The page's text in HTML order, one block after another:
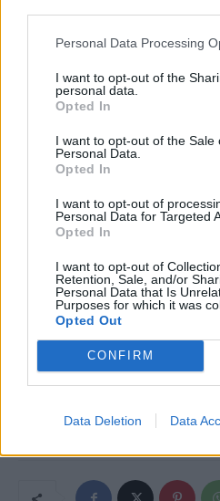
Personal Data Processing
I want to opt-out of the
personal data.
Opted In
I want to opt-out of the Sale
Personal Data.
Opted In
I want to opt-out of
Personal Data for Targeted
Opted In
I want to opt-out of
Retention, Sale, and/or
Personal Data that Is
Purposes for which it was
Opted Out
CONFIRM
Data Deletion Data
használtpiacon is megérkezett
szerint a tavalyihoz képest
érdeklődések száma a
számok együtt azt mutatják,
egyszerűen autót keres,
választ hajtásláncot — és
elektromos autó már nem
alternatíva.
Kövesd az e-cars.hu-t a
tartalmakért!
Magyarország